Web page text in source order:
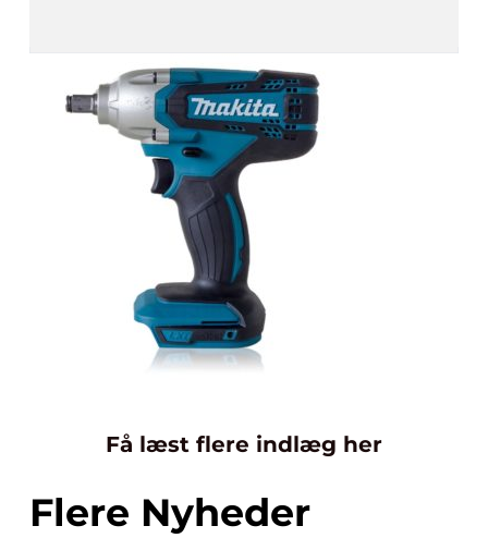
Få læst flere indlæg her
Flere Nyheder